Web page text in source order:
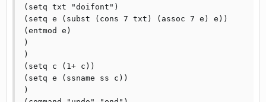
(setq txt "doifont")
(setq e (subst (cons 7 txt) (assoc 7 e) e))
(entmod e)
)
)
(setq c (1+ c))
(setq e (ssname ss c))
)